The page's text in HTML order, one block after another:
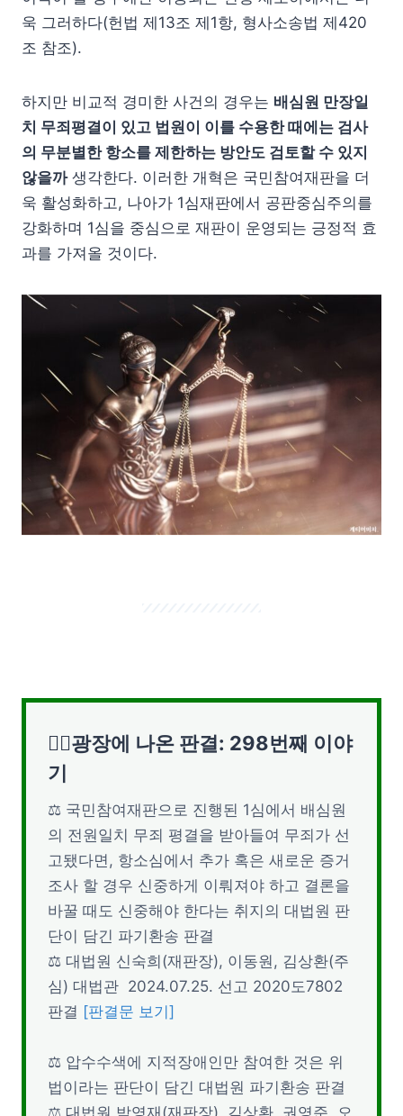
욱 그러하다(헌법 제13조 제1항, 형사소송법 제420
조 참조).
하지만 비교적 경미한 사건의 경우는 배심원 만장일
치 무죄평결이 있고 법원이 이를 수용한 때에는 검사
의 무분별한 항소를 제한하는 방안도 검토할 수 있지
않을까생각한다. 이러한 개혁은 국민참여재판을 더
욱 활성화하고, 나아가 1심재판에서 공판중심주의를
강화하며 1심을 중심으로 재판이 운영되는 긍정적 효
과를 가져올 것이다.
👨‍⚖️광장에 나온 판결: 298번째 이야
기
⚖ 국민참여재판으로 진행된 1심에서 배심원
의 전원일치 무죄 평결을 받아들여 무죄가 선
고됐다면, 항소심에서 추가 혹은 새로운 증거
조사 할 경우 신중하게 이뤄져야 하고 결론을
바꿀 때도 신중해야 한다는 취지의 대법원 판
단이 담긴 파기환송 판결
⚖ 대법원 신숙희(재판장), 이동원, 김상환(주
심) 대법관 2024.07.25. 선고 2020도7802
판결 [판결문 보기]
⚖ 압수수색에 지적장애인만 참여한 것은 위
법이라는 판단이 담긴 대법원 파기환송 판결
⚖ 대법원 박영재(재판장), 김상환, 권영준, 오